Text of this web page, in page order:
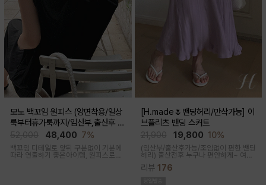
모노 백꼬임 원피스 (양면착용/일상
룩부터휴가룩까지/임산부,출산후 가
48,400 7%
백꼬임 디테일로 앞뒤 구분없이 기분에
따라 연출하기 좋은아이템, 원피스로도,
[H.made🌷밴딩허리/만삭가능] 이
브플리츠 밴딩 스커트
19,800 10%
(임산부/출산후가능/조임없이 편한 밴딩
허리) 출산전후 누구나 편안하게~ 여성
운 플리츠 스커트
리뷰 176